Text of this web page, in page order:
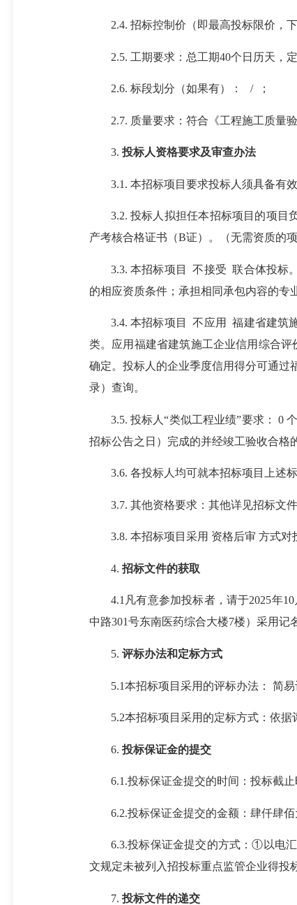
2.4. 招标控制价（即最高投标限价，
2.5. 工期要求：总工期40个日历天，
2.6. 标段划分（如果有）： / ；
2.7. 质量要求：符合《工程施工质量
3. 投标人资格要求及审查办法
3.1. 本招标项目要求投标人须具备有
3.2. 投标人拟担任本招标项目的项目
产考核合格证书（B证）。（无需资质的
3.3. 本招标项目 不接受 联合体投标
的相应资质条件；承担相同承包内容的专
3.4. 本招标项目 不应用 福建省建筑
类。应用福建省建筑施工企业信用综合
确定。投标人的企业季度信用得分可通过
录）查询。
3.5. 投标人“类似工程业绩”要求：
0
招标公告之日）完成的并经竣工验收合格
3.6. 各投标人均可就本招标项目上述
3.7. 其他资格要求：其他详见招标文件
3.8. 本招标项目采用 资格后审 方式对
4. 招标文件的获取
4.1凡有意参加投标者，请于2025年
中路301号东南医药综合大楼7楼）采用记
5. 评标办法和定标方式
5.1本招标项目采用的评标办法： 简易
5.2本招标项目采用的定标方式：依据
6. 投标保证金的提交
6.1.投标保证金提交的时间：投标截止
6.2.投标保证金提交的金额：肆仟肆佰
6.3.投标保证金提交的方式：①以电
文规定未被列入招投标重点监管企业得投
7. 投标文件的递交